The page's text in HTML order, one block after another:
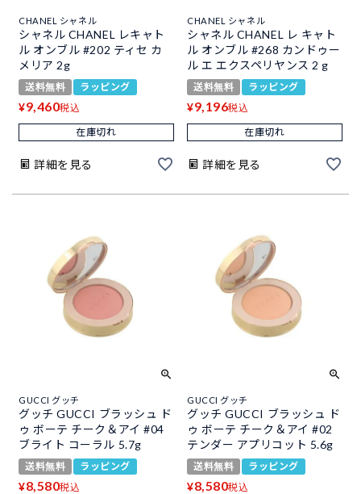
CHANEL シャネル
シャネル CHANEL レキャト
ル オンブル #202 ティセ カ
メリア 2g
送料無料 ラッピング
¥9,460税込
在庫切れ
詳細を見る
CHANEL シャネル
シャネル CHANEL レ キャト
ル オンブル #268 カンドゥー
ル エ エクスペリヤンス 2 g
送料無料 ラッピング
¥9,196税込
在庫切れ
詳細を見る
GUCCI グッチ
グッチ GUCCI ブラッシュ ド
ゥ ボーテ チーク＆アイ #04
ブライト コーラル 5.7g
送料無料 ラッピング
¥8,580税込
GUCCI グッチ
グッチ GUCCI ブラッシュ ド
ゥ ボーテ チーク＆アイ #02
テンダー アプリコット 5.6g
送料無料 ラッピング
¥8,580税込